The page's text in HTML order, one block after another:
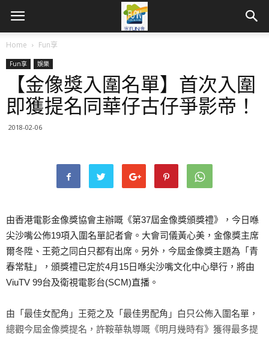
Home Fun享
Fun享 娛樂
【金像獎入圍名單】首次入圍
即獲提名同華仔古仔爭影帝！
2018-02-06
由香港電影金像獎協會主辦嘅《第37屆金像獎頒獎禮》，今日喺
尖沙嘴公佈19項入圍名單記者會。大會司儀黃心美，金像獎主席
爾冬陞、王菀之同白只都有出席。另外，今屆金像獎主題為「青
春常駐」，頒獎禮已定於4月15日喺尖沙嘴文化中心舉行，將由
ViuTV 99台及衛視電影台(SCM)直播。
由「最佳女配角」王菀之及「最佳男配角」白只公佈入圍名單，
總觀今屆金像獎提名，許鞍華執導嘅《明月幾時有》獲得最多提